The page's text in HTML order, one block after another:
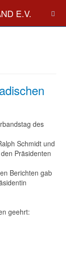
E.V.
des
Schmidt und
Präsidenten
Berichten gab
geehrt: